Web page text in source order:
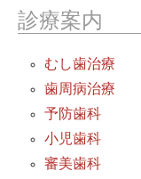
診療案内
むし歯治療
歯周病治療
予防歯科
小児歯科
審美歯科